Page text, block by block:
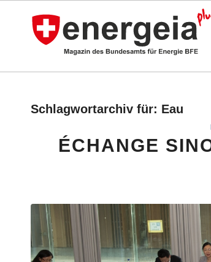
Schlagwortarchiv für: Eau
ÉCHANGE